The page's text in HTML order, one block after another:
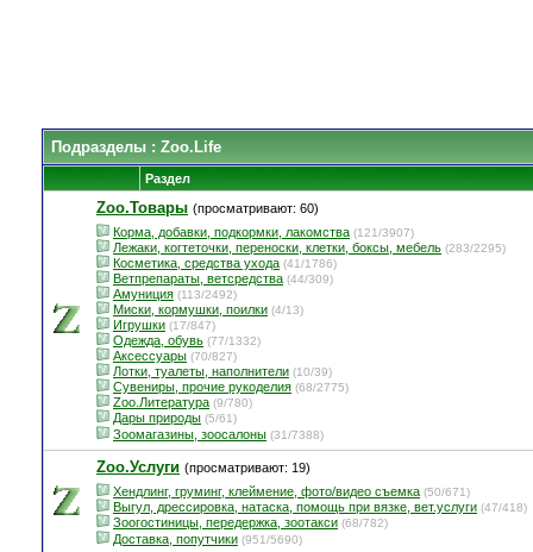
Подразделы : Zoo.Life
Раздел
Zoo.Товары (просматривают: 60)
Корма, добавки, подкормки, лакомства (121/3907)
Лежаки, когтеточки, переноски, клетки, боксы, мебель (283/2295)
Косметика, средства ухода (41/1786)
Ветпрепараты, ветсредства (44/309)
Амуниция (113/2492)
Миски, кормушки, поилки (4/13)
Игрушки (17/847)
Одежда, обувь (77/1332)
Аксессуары (70/827)
Лотки, туалеты, наполнители (10/39)
Сувениры, прочие рукоделия (68/2775)
Zoo.Литература (9/780)
Дары природы (5/61)
Зоомагазины, зоосалоны (31/7388)
Zoo.Услуги (просматривают: 19)
Хендлинг, груминг, клеймение, фото/видео съемка (50/671)
Выгул, дрессировка, натаска, помощь при вязке, вет.услуги (47/418)
Зоогостиницы, передержка, зоотакси (68/782)
Доставка, попутчики (951/5690)